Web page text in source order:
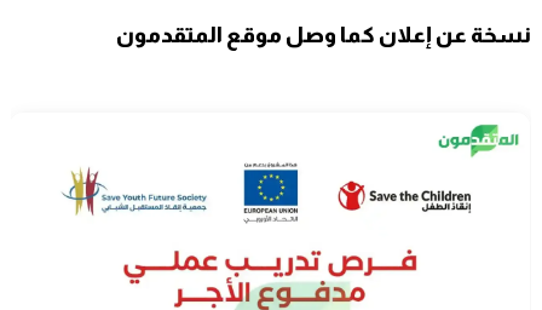
نسخة عن إعلان كما وصل موقع المتقدمون